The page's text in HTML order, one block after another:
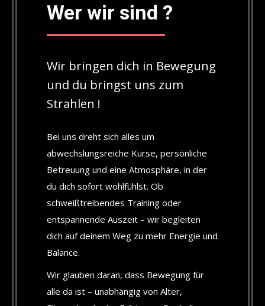
Wer wir sind ?
Wir bringen dich in Bewegung
und du bringst uns zum
Strahlen !
Bei uns dreht sich alles um
abwechslungsreiche Kurse, persönliche
Betreuung und eine Atmosphäre, in der
du dich sofort wohlfühlst. Ob
schweißtreibendes Training oder
entspannende Auszeit – wir begleiten
dich auf deinem Weg zu mehr Energie und
Balance.
Wir glauben daran, dass Bewegung für
alle da ist – unabhängig von Alter,